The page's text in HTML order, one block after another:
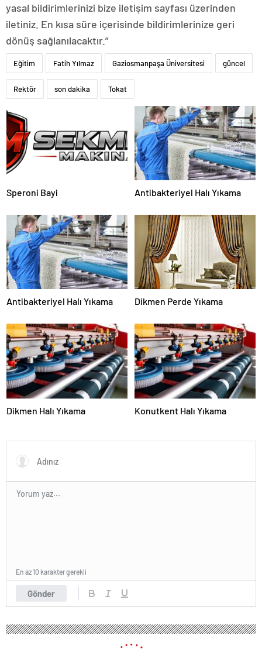
yasal bildirimlerinizi bize iletişim sayfası üzerinden
iletiniz. En kısa süre içerisinde bildirimlerinize geri
dönüş sağlanılacaktır.”
Eğitim Fatih Yılmaz Gaziosmanpaşa Üniversitesi güncel
Rektör son dakika Tokat
Speroni Bayi Antibakteriyel Halı Yıkama
Antibakteriyel Halı Yıkama Dikmen Perde Yıkama
Dikmen Halı Yıkama Konutkent Halı Yıkama
Gönder
En az 10 karakter gerekli